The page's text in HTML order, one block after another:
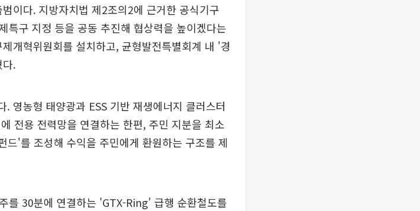
이다. 지방자치법 제2조의2에 근거한 공식기구
특구 지정 등을 공동 추진해 협상력을 높이겠다는
개혁위원회를 설치하고, 균형발전특별회계 내 '경
.
영농형 태양광과 ESS 기반 재생에너지 클러스터
전용 전력망을 연결하는 한편, 주민 지분을 최소
'를 조성해 수익을 주민에게 환원하는 구조를 제
를 30분에 연결하는 'GTX-Ring' 급행 순환철도를